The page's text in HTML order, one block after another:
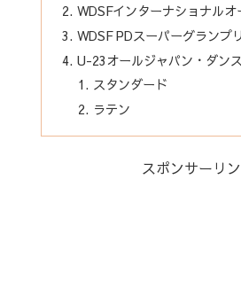
WDSFインターナショナル
WDSF PDスーパーグランプ
U-23オールジャパン・ダン
スタンダード
ラテン
スポンサーリ